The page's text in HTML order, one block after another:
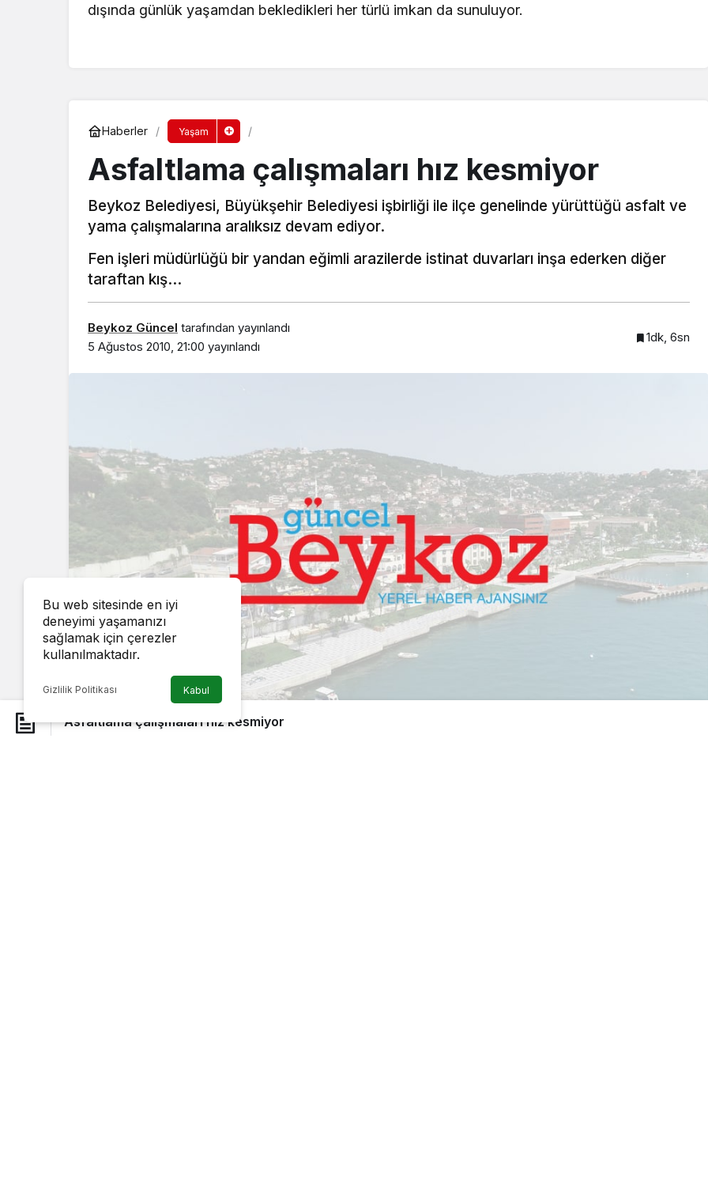
dışında günlük yaşamdan bekledikleri her türlü imkan da sunuluyor.
Haberler Yaşam
Asfaltlama çalışmaları hız kesmiyor
Beykoz Belediyesi, Büyükşehir Belediyesi işbirliği ile ilçe genelinde yürüttüğü asfalt ve
yama çalışmalarına aralıksız devam ediyor.
Fen işleri müdürlüğü bir yandan eğimli arazilerde istinat duvarları inşa ederken diğer
taraftan kış…
Beykoz Güncel tarafından yayınlandı
5 Ağustos 2010, 21:00 yayınlandı
1dk, 6sn
Asfaltlama çalışmaları hız kesmiyor
Bu web sitesinde en iyi
deneyimi yaşamanızı
sağlamak için çerezler
kullanılmaktadır.
Gizlilik Politikası Kabul